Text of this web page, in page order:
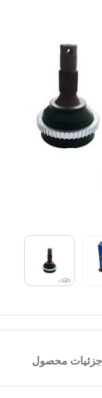
جزئیات محصول